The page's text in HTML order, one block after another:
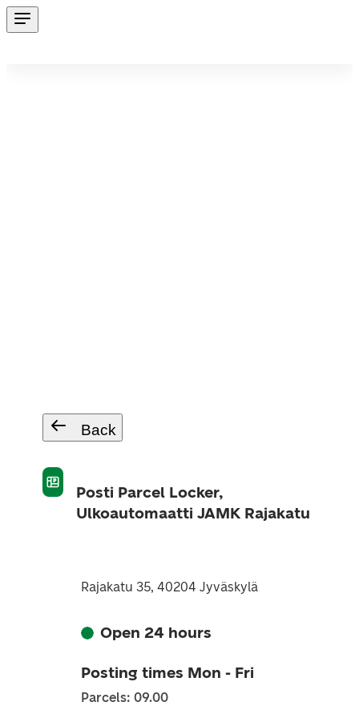
Back
Posti Parcel Locker,
Ulkoautomaatti JAMK Rajakatu
Rajakatu 35, 40204 Jyväskylä
Open 24 hours
Posting times Mon - Fri
Parcels: 09.00